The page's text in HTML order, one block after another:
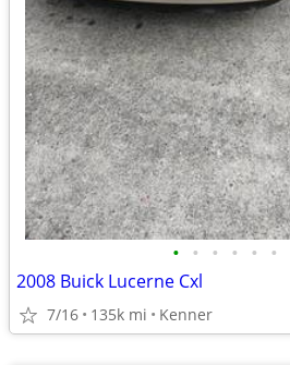
• • • • • •
2008 Buick Lucerne Cxl
7/16 135k mi Kenner